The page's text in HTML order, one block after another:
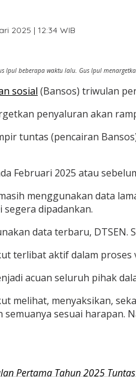
2025 | 12:34 WIB
Ipul beberapa waktu lalu. Gus Ipul
sosial (Bansos) triwulan
penyaluran akan
tuntas (pencairan
Februari 2025 atau
menggunakan data
segera dipadankan.
data terbaru, DTSEN.
terlibat aktif dalam proses
acuan seluruh pihak
melihat, menyaksikan,
semuanya sesuai
Pertama Tahun 2025